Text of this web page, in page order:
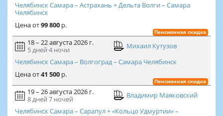
Челябинск Самара – Астрахань + Дельта Волги – Самара
Челябинск
Ценаот99 800р.
Пенсионная скидка
18 – 22 августа 2026 г.
5 дней 4 ночи
Михаил Кутузов
Челябинск Самара – Волгоград – Самара Челябинск
Ценаот41 500р.
Пенсионная скидка
19 – 26 августа 2026 г.
8 дней 7 ночей
Владимир Маяковский
Челябинск Самара – Сарапул + «Кольцо Удмуртии» –